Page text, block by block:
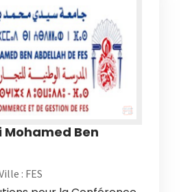
Mohamed Ben
: FES